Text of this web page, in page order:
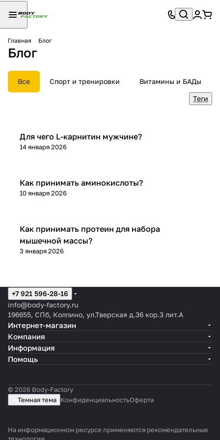
Главная Блог
Блог
Все Спорт и тренировки Витамины и БАДы
Теги
Спортивное питание
14 января 2026
Для чего L-карнитин мужчине?
Спортивное питание
10 января 2026
Как принимать аминокислоты?
Спортивное питание
3 января 2026
Как принимать протеин для набора
мышечной массы?
+7 921 596-28-16
info@body-factory.ru
196655, СПб, Колпино, ул.Тверская д.36 кор.3 лит.А
Интернет-магазин
Компания
Информация
Помощь
© 2026 Body-Factory
Темная тема КонфиденциальностьОферта
На информационном ресурсе применяются рекомендательные